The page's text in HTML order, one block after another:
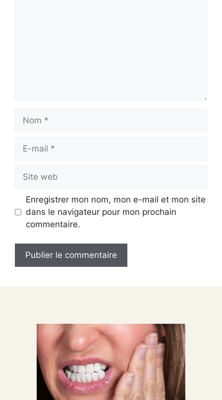
Nom
Site
web
Enregistrer mon nom, mon e-mail et mon site
dans le navigateur pour mon prochain
commentaire.